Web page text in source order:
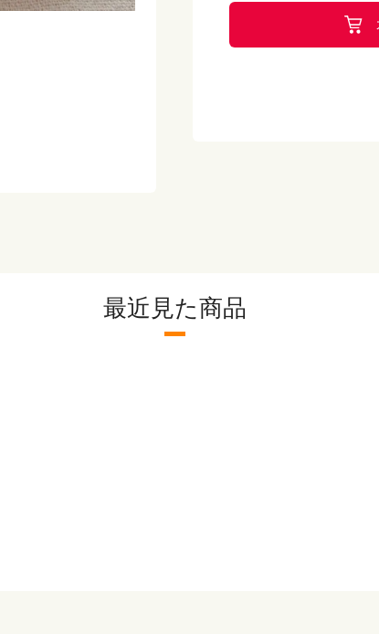
熱量 198kcal
たんぱく質 3.2ｇ
株式会社太堀
最近見た商品